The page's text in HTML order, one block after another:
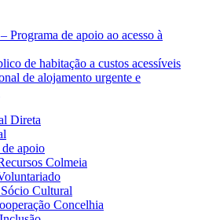
Programa de apoio ao acesso à
de habitação a custos acessíveis
de alojamento urgente e
Direta
de apoio
Colmeia
Cultural
Concelhia